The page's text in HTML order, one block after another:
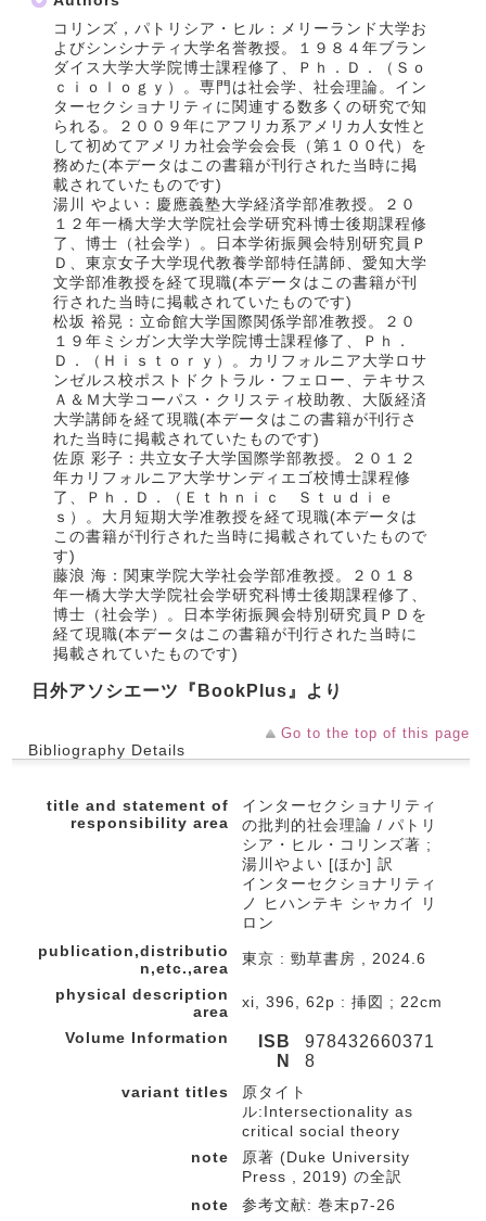
コリンズ，パトリシア・ヒル：メリーランド大学お
よびシンシナティ大学名誉教授。１９８４年ブラン
ダイス大学大学院博士課程修了、Ｐｈ．Ｄ．（Ｓｏ
ｃｉｏｌｏｇｙ）。専門は社会学、社会理論。イン
ターセクショナリティに関連する数多くの研究で知
られる。２００９年にアフリカ系アメリカ人女性と
して初めてアメリカ社会学会会長（第１００代）を
務めた(本データはこの書籍が刊行された当時に掲
載されていたものです)
湯川 やよい：慶應義塾大学経済学部准教授。２０
１２年一橋大学大学院社会学研究科博士後期課程修
了、博士（社会学）。日本学術振興会特別研究員Ｐ
Ｄ、東京女子大学現代教養学部特任講師、愛知大学
文学部准教授を経て現職(本データはこの書籍が刊
行された当時に掲載されていたものです)
松坂 裕晃：立命館大学国際関係学部准教授。２０
１９年ミシガン大学大学院博士課程修了、Ｐｈ．
Ｄ．（Ｈｉｓｔｏｒｙ）。カリフォルニア大学ロサ
ンゼルス校ポストドクトラル・フェロー、テキサス
Ａ＆Ｍ大学コーパス・クリスティ校助教、大阪経済
大学講師を経て現職(本データはこの書籍が刊行さ
れた当時に掲載されていたものです)
佐原 彩子：共立女子大学国際学部教授。２０１２
年カリフォルニア大学サンディエゴ校博士課程修
了、Ｐｈ．Ｄ．（Ｅｔｈｎｉｃ Ｓｔｕｄｉｅ
ｓ）。大月短期大学准教授を経て現職(本データは
この書籍が刊行された当時に掲載されていたもので
す)
藤浪 海：関東学院大学社会学部准教授。２０１８
年一橋大学大学院社会学研究科博士後期課程修了、
博士（社会学）。日本学術振興会特別研究員ＰＤを
経て現職(本データはこの書籍が刊行された当時に
掲載されていたものです)
日外アソシエーツ『BookPlus』より
Go to the top of this page
Bibliography Details
title and statement of
responsibility area
インターセクショナリティ
の批判的社会理論 / パトリ
シア・ヒル・コリンズ著 ;
湯川やよい [ほか] 訳
インターセクショナリティ
ノ ヒハンテキ シャカイ リ
ロン
publication,distributio
n,etc.,area
東京 : 勁草書房 , 2024.6
physical description
area
xi, 396, 62p : 挿図 ; 22cm
Volume Information
ISB
N
978432660371
8
variant titles
原タイト
ル:Intersectionality as
critical social theory
note
原著 (Duke University
Press , 2019) の全訳
note
参考文献: 巻末p7-26